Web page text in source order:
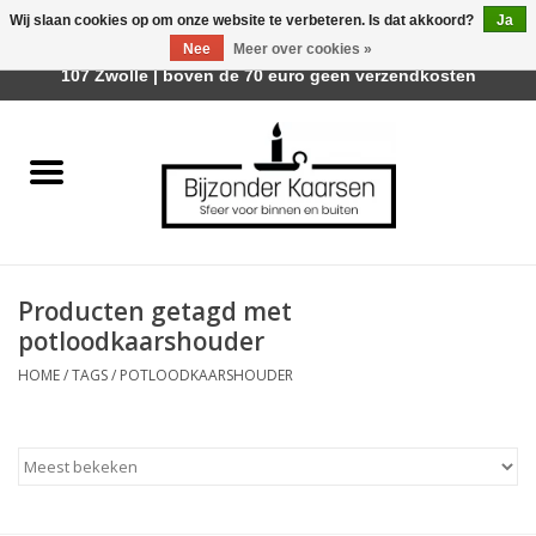
Räder Design Stories
Geurkaarsen
Tafelhaarden
Producten getagd met
potloodkaarshouder
HOME/TAGS/ POTLOODKAARSHOUDER
Wij slaan cookies op om onze website te verbeteren. Is dat akkoord?
Ja
Nee
Meer over cookies »
Afhalen is mogelijk bij Trotz Woon & Cadeau | Belvederelaan
107 Zwolle | boven de 70 euro geen verzendkosten